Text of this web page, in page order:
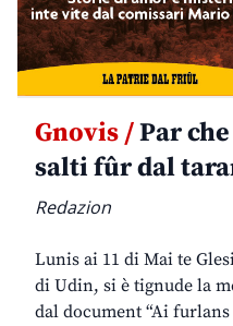
Gnovis /Par
salti fûr dal
Redazion
Lunis ai 11 di Mai te
di Udin, si è tignude la
dal document “Ai